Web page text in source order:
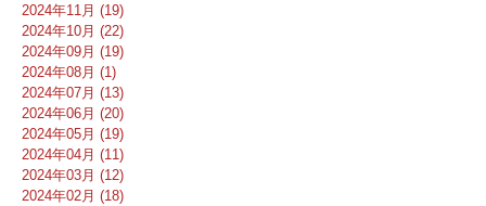
2024年11月 (19)
2024年10月 (22)
2024年09月 (19)
2024年08月 (1)
2024年07月 (13)
2024年06月 (20)
2024年05月 (19)
2024年04月 (11)
2024年03月 (12)
2024年02月 (18)